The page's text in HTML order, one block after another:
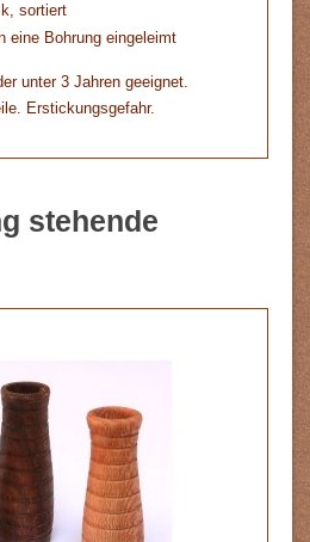
sortiert
eine Bohrung eingeleimt
unter 3 Jahren geeignet.
Erstickungsgefahr.
stehende